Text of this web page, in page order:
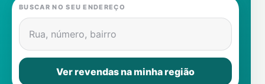
Contatos
BUSCAR NO SEU ENDEREÇO
Rua, número, bairro
Ver revendas na minha região